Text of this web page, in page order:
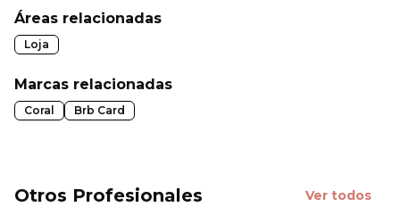
Áreas relacionadas
Loja
Marcas relacionadas
Coral Brb Card
Otros Profesionales Ver todos